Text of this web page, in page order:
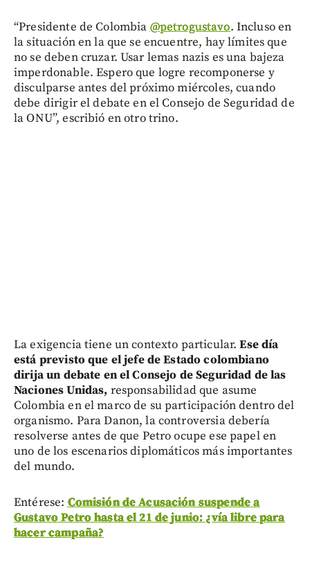
“Presidente de Colombia @petrogustavo. Incluso en
la situación en la que se encuentre, hay límites que
no se deben cruzar. Usar lemas nazis es una bajeza
imperdonable. Espero que logre recomponerse y
disculparse antes del próximo miércoles, cuando
debe dirigir el debate en el Consejo de Seguridad de
la ONU”, escribió en otro trino.
La exigencia tiene un contexto particular.Ese día
está previsto que el jefe de Estado colombiano
dirija un debate en el Consejo de Seguridad de las
Naciones Unidas, responsabilidad que asume
Colombia en el marco de su participación dentro del
organismo. Para Danon, la controversia debería
resolverse antes de que Petro ocupe ese papel en
uno de los escenarios diplomáticos más importantes
del mundo.
Entérese: Comisión de Acusación suspende a
Gustavo Petro hasta el 21 de junio: ¿vía libre para
hacer campaña?